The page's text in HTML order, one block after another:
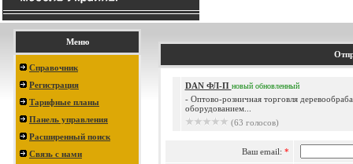
Меню
Справочник
Регистрация
Тарифные планы
Панель управления
Расширенный поиск
Связь с нами
DAN ФЛ-П новый обновленный
- Оптово-розничная торговля
оборудованием...
(63 голосов)
Ваш email: *